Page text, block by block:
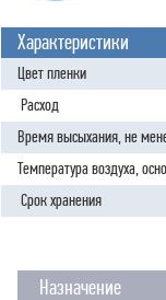
Характеристики
Цвет пленки
Расход
Время высыхания, не
Температура воздуха,
Срок хранения
Назначение